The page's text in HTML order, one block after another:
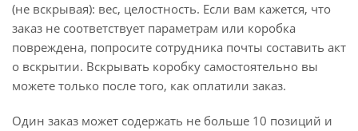
(не вскрывая): вес, целостность. Если вам кажется, что
заказ не соответствует параметрам или коробка
повреждена, попросите сотрудника почты составить акт
о вскрытии. Вскрывать коробку самостоятельно вы
можете только после того, как оплатили заказ.
Один заказ может содержать не больше 10 позиций и